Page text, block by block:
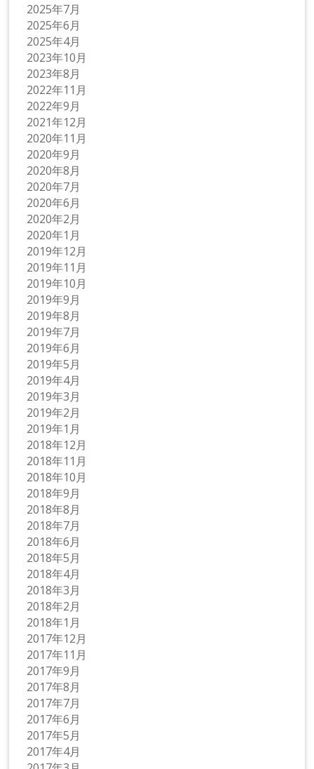
2025年7月
2025年6月
2025年4月
2023年10月
2023年8月
2022年11月
2022年9月
2021年12月
2020年11月
2020年9月
2020年8月
2020年7月
2020年6月
2020年2月
2020年1月
2019年12月
2019年11月
2019年10月
2019年9月
2019年8月
2019年7月
2019年6月
2019年5月
2019年4月
2019年3月
2019年2月
2019年1月
2018年12月
2018年11月
2018年10月
2018年9月
2018年8月
2018年7月
2018年6月
2018年5月
2018年4月
2018年3月
2018年2月
2018年1月
2017年12月
2017年11月
2017年9月
2017年8月
2017年7月
2017年6月
2017年5月
2017年4月